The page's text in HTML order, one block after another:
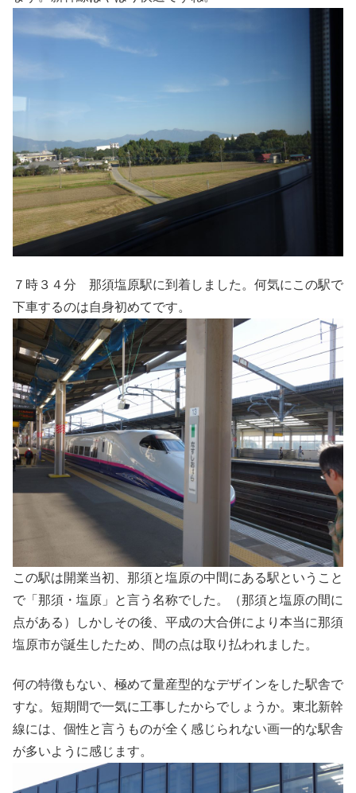
７時３４分 那須塩原駅に到着しました。何気にこの駅で
下車するのは自身初めてです。
この駅は開業当初、那須と塩原の中間にある駅ということ
で「那須・塩原」と言う名称でした。（那須と塩原の間に
点がある）しかしその後、平成の大合併により本当に那須
塩原市が誕生したため、間の点は取り払われました。
何の特徴もない、極めて量産型的なデザインをした駅舎で
すな。短期間で一気に工事したからでしょうか。東北新幹
線には、個性と言うものが全く感じられない画一的な駅舎
が多いように感じます。